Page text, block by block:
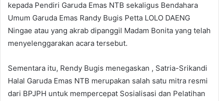
kepada Pendiri Garuda Emas NTB sekaligus Bendahara
Umum Garuda Emas Randy Bugis Petta LOLO DAENG
Ningae atau yang akrab dipanggil Madam Bonita yang telah
menyelenggarakan acara tersebut.
Sementara itu, Rendy Bugis menegaskan , Satria-Srikandi
Halal Garuda Emas NTB merupakan salah satu mitra resmi
dari BPJPH untuk mempercepat Sosialisasi dan Pelatihan